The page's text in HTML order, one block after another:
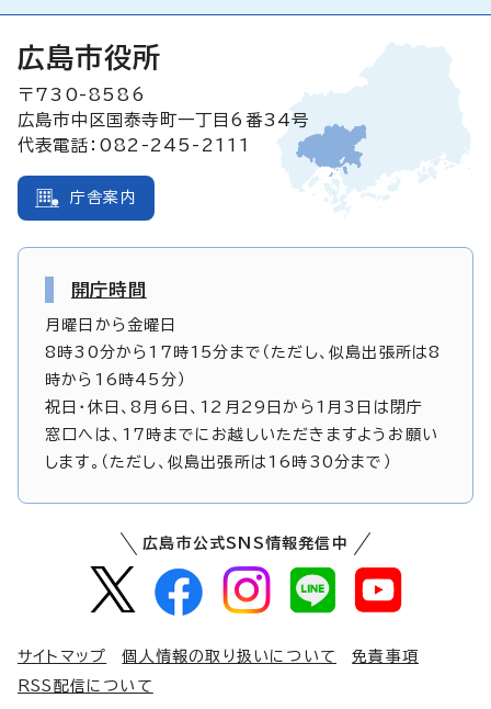
広島市役所
〒730-8586
広島市中区国泰寺町一丁目6番34号
代表電話：082-245-2111
庁舎案内
開庁時間
月曜日から金曜日
8時30分から17時15分まで（ただし、似島出張所は8
時から16時45分）
祝日・休日、8月6日、12月29日から1月3日は閉庁
窓口へは、17時までにお越しいただきますようお願い
します。（ただし、似島出張所は16時30分まで）
広島市公式SNS情報発信中
サイトマップ 個人情報の取り扱いについて
免責事項
RSS配信について